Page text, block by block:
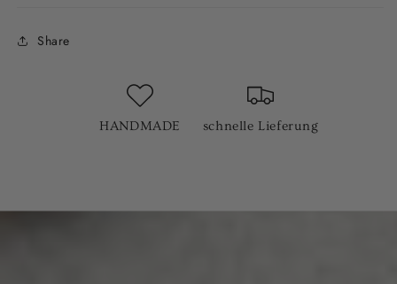
Share
HANDMADE schnelle Lieferung